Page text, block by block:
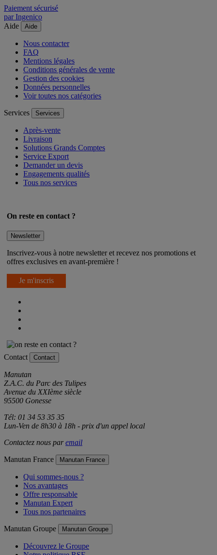
Paiement sécurisé
par Ingenico
Aide
Nous contacter
FAQ
Mentions légales
Conditions générales de vente
Gestion des cookies
Données personnelles
Services
Après-vente
Livraison
Solutions Grands Comptes
Service Export
Demander un devis
Engagements qualités
Inscrivez-vous à notre newsletter et recevez nos promotions et
Je m'inscris
Contact
Manutan
Z.A.C. du Parc des Tulipes
Avenue du XXIème siècle
Tél: 01 34 53 35 35
Manutan France
Qui sommes-nous ?
Nos avantages
Offre responsable
Manutan Expert
Manutan Groupe